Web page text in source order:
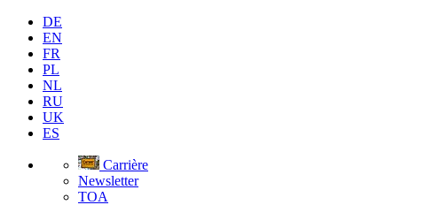
DE
EN
FR
PL
NL
RU
UK
ES
Carrière
Newsletter
TOA